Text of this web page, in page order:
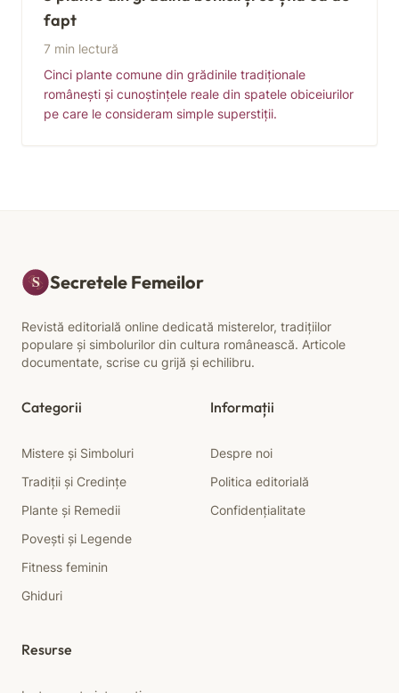
fapt
7 min lectură
Cinci plante comune din grădinile tradiționale
românești și cunoștințele reale din spatele obiceiurilor
pe care le consideram simple superstiții.
Secretele Femeilor
Revistă editorială online dedicată misterelor, tradițiilor
populare și simbolurilor din cultura românească. Articole
documentate, scrise cu grijă și echilibru.
Categorii
Mistere și Simboluri
Tradiții și Credințe
Plante și Remedii
Povești și Legende
Fitness feminin
Ghiduri
Informații
Despre noi
Politica editorială
Confidențialitate
Resurse